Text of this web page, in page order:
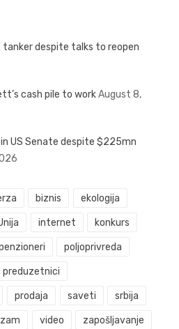
tanker despite talks to reopen
cash pile to workAugust 8,
US Senate despite $225mn
biznis ekologija
internet konkurs
poljoprivreda
preduzetnici
prodaja saveti srbija
video zapošljavanje